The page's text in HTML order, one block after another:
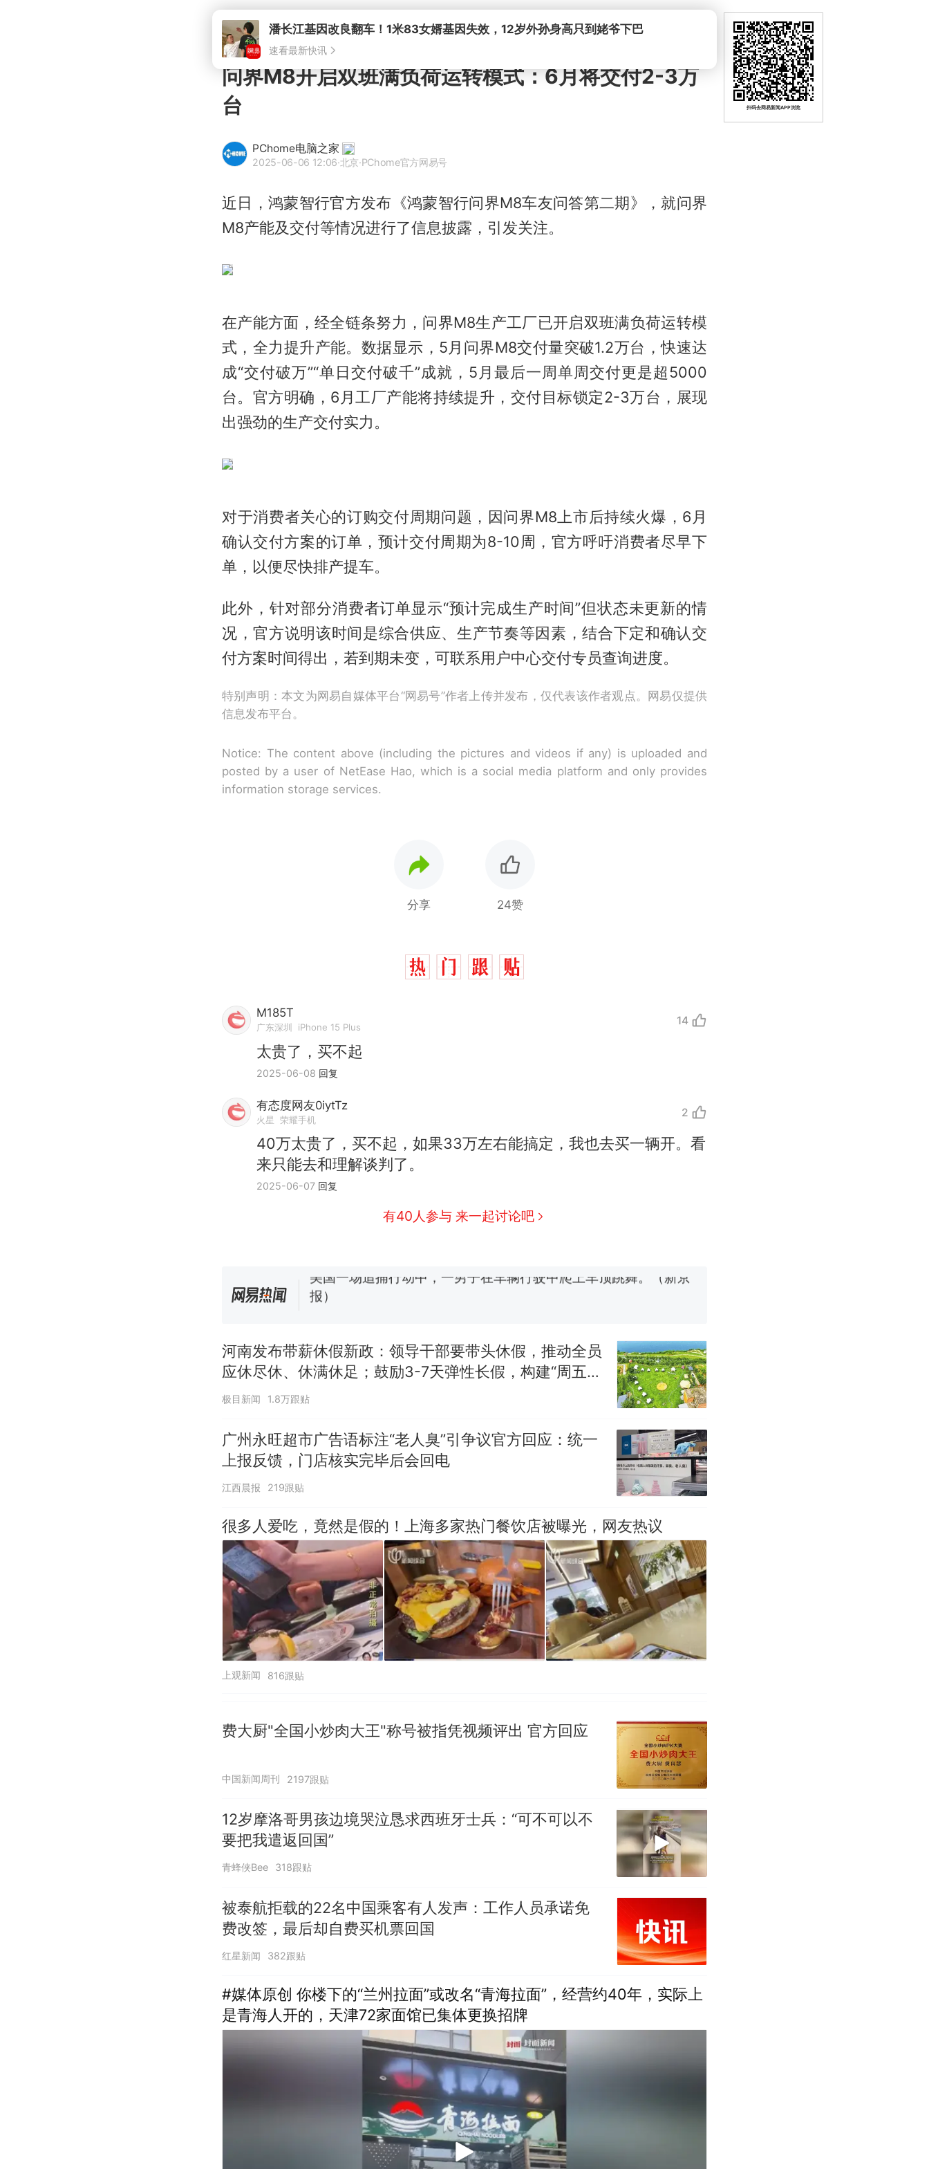
问界M8开启双班满负荷运转模式：6月将交付2-3万
台
PChome电脑之家
2025-06-06 12:06·北京·PChome官方网易号
近日，鸿蒙智行官方发布《鸿蒙智行问界M8车友问答第二期》，就问界
M8产能及交付等情况进行了信息披露，引发关注。
在产能方面，经全链条努力，问界M8生产工厂已开启双班满负荷运转模
式，全力提升产能。数据显示，5月问界M8交付量突破1.2万台，快速达
成“交付破万”“单日交付破千”成就，5月最后一周单周交付更是超5000
台。官方明确，6月工厂产能将持续提升，交付目标锁定2-3万台，展现
出强劲的生产交付实力。
对于消费者关心的订购交付周期问题，因问界M8上市后持续火爆，6月
确认交付方案的订单，预计交付周期为8-10周，官方呼吁消费者尽早下
单，以便尽快排产提车。
此外，针对部分消费者订单显示“预计完成生产时间”但状态未更新的情
况，官方说明该时间是综合供应、生产节奏等因素，结合下定和确认交
付方案时间得出，若到期未变，可联系用户中心交付专员查询进度。
特别声明：本文为网易自媒体平台“网易号”作者上传并发布，仅代表该作者观点。网易仅提供
信息发布平台。
Notice: The content above (including the pictures and videos if any) is uploaded and
posted by a user of NetEase Hao, which is a social media platform and only provides
information storage services.
分享 24赞
M185T
广东深圳 iPhone 15 Plus
14
太贵了，买不起
2025-06-08 回复
有态度网友0iytTz
火星 荣耀手机
2
40万太贵了，买不起，如果33万左右能搞定，我也去买一辆开。看
来只能去和理解谈判了。
2025-06-07 回复
有40人参与 来一起讨论吧
热
西班牙飞地休达边境，摩洛哥士兵搬起大石块投向移民引争议，
此前一天内数万人从摩洛哥涌入西班牙
新 费大厨“全国小炒肉大王”称号，仅凭视频评出？中国烹饪协会回
应
男子上山采菌偶然发现鸡枞菌窝，原地守1天等它长大：挖了140多
笔试第一被第二名传话劝弃考 官方通报
参考消息）
热
西班牙飞地休达边境，摩洛哥士兵搬起大石块投向移民引争议，
此前一天内数万人从摩洛哥涌入西班牙
河南发布带薪休假新政：领导干部要带头休假，推动全员
应休尽休、休满休足；鼓励3-7天弹性长假，构建“周五半
天+周末+年假”短途度假模式
极目新闻 1.8万跟贴
广州永旺超市广告语标注“老人臭”引争议官方回应：统一
上报反馈，门店核实完毕后会回电
江西晨报 219跟贴
很多人爱吃，竟然是假的！上海多家热门餐饮店被曝光，网友热议
上观新闻 816跟贴
费大厨"全国小炒肉大王"称号被指凭视频评出 官方回应
中国新闻周刊 2197跟贴
12岁摩洛哥男孩边境哭泣恳求西班牙士兵：“可不可以不
要把我遣返回国”
青蜂侠Bee 318跟贴
被泰航拒载的22名中国乘客有人发声：工作人员承诺免
费改签，最后却自费买机票回国
红星新闻 382跟贴
#媒体原创 你楼下的“兰州拉面”或改名“青海拉面”，经营约40年，实际上
是青海人开的，天津72家面馆已集体更换招牌
扫码去网易新闻APP浏览